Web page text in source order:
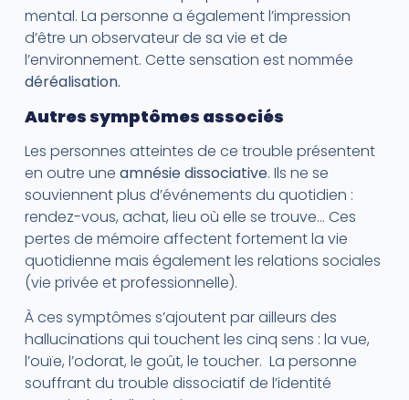
mental. La personne a également l’impression
d’être un observateur de sa vie et de
l’environnement. Cette sensation est nommée
déréalisation.
Autres symptômes associés
Les personnes atteintes de ce trouble présentent
en outre une amnésie dissociative. Ils ne se
souviennent plus d’événements du quotidien :
rendez-vous, achat, lieu où elle se trouve… Ces
pertes de mémoire affectent fortement la vie
quotidienne mais également les relations sociales
(vie privée et professionnelle).
À ces symptômes s’ajoutent par ailleurs des
hallucinations qui touchent les cinq sens : la vue,
l’ouïe, l’odorat, le goût, le toucher. La personne
souffrant du trouble dissociatif de l’identité